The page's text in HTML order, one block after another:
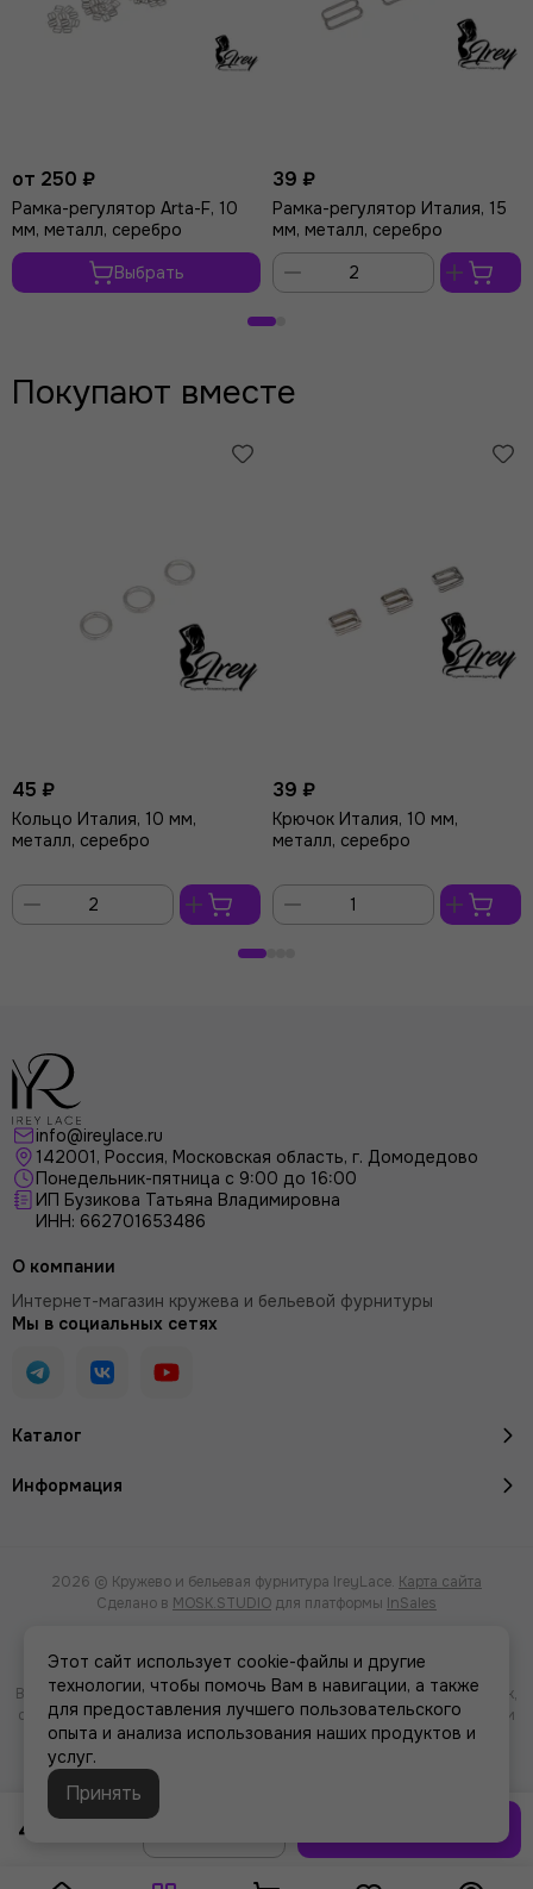
45 ₽
от 250 ₽
Рамка-регулятор Arta-F, 10
мм, металл, серебро
Выбрать
39 ₽
Рамка-регулятор Италия, 15
мм, металл, серебро
Покупают вместе
45 ₽
Кольцо Италия, 10 мм,
металл, серебро
корзину
39 ₽
Крючок Италия, 10 мм,
металл, серебро
info@ireylace.ru
142001, Россия, Московская область, г. Домодедово
Понедельник-пятница с 9:00 до 16:00
ИП Бузикова Татьяна Владимировна
ИНН: 662701653486
Каталог
Информация
О компании
Интернет-магазин кружева и бельевой фурнитуры
Мы в социальных сетях
2026 © Кружево и бельевая фурнитура IreyLace. Карта сайта
Сделано в MOSK.STUDIO для платформы InSales
Вся представленная на сайте информация, касающаяся характеристик,
стоимости товаров и услуг, носит информационный характер и ни при
каких условиях не является публичной офертой, определяемой
положениями Статьи 437(2) Гражданского кодекса РФ.
Этот сайт использует cookie-файлы и другие
технологии, чтобы помочь Вам в навигации, а также
для предоставления лучшего пользовательского
опыта и анализа использования наших продуктов и
услуг.
Принять